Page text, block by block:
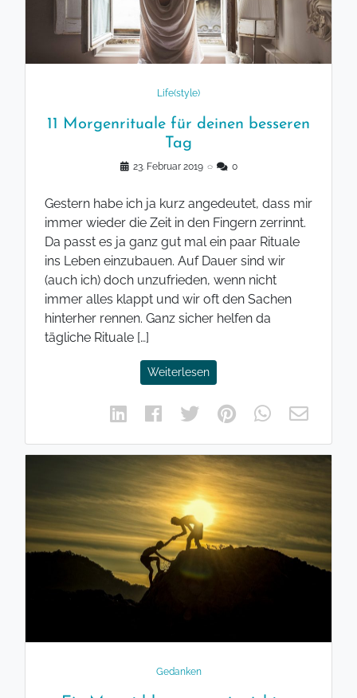
Life(style)
11 Morgenrituale für deinen besseren
Tag
23. Februar 2019 ◌ 0
Gestern habe ich ja kurz angedeutet, dass mir
immer wieder die Zeit in den Fingern zerrinnt.
Da passt es ja ganz gut mal ein paar Rituale
ins Leben einzubauen. Auf Dauer sind wir
(auch ich) doch unzufrieden, wenn nicht
immer alles klappt und wir oft den Sachen
hinterher rennen. Ganz sicher helfen da
tägliche Rituale […]
Weiterlesen
Gedanken